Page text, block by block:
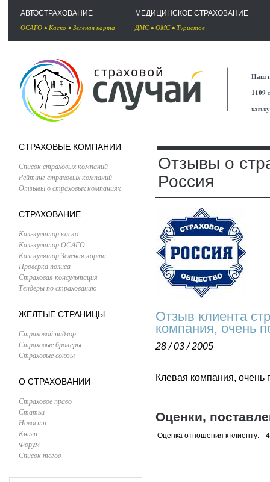
АВТОСТРАХОВАНИЕ
ОСАГО • Каско • Зеленая карта
МЕДИЦИНСКОЕ СТРАХОВАНИЕ
ДМС• ОМС• Туристов
Наш
1109
СТРАХОВЫЕ КОМПАНИИ
Список страховых компаний
Рейтинг страховых компаний
Отзывы о страховых компаниях
СТРАХОВАНИЕ
Калькулятор каско
Калькулятор ОСАГО
Калькулятор Зеленая карта
Проверка полиса
Страховая консультация
Тендеры по страхованию
ЖЕЛТЫЕ СТРАНИЦЫ
Страховой надзор
Страховые брокеры
Страховые союзы
О СТРАХОВАНИИ
Страховое право
Статьи
Новости
Книги
Форум
Список тегов
Отзывы о
Россия
Отзыв клиента
компания, очень
28 / 03 / 2005
Клевая компания,
Оценки,
Оценка отношения к клиенту: 4